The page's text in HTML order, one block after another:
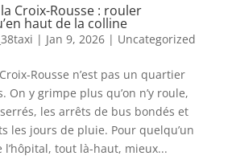
Croix-Rousse : rouler
haut de la colline
| Jan 9, 2026| Uncategorized
Rousse n’est pas un quartier
On y grimpe plus qu’on n’y roule,
les arrêts de bus bondés et
les jours de pluie. Pour quelqu’un
tout là-haut, mieux...